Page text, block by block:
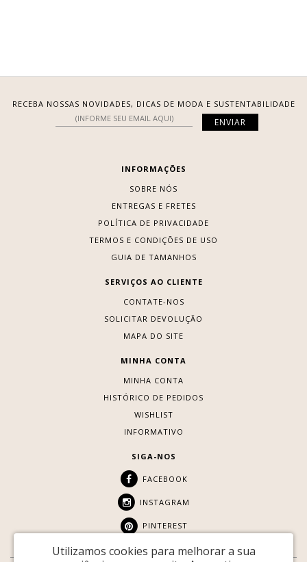
RECEBA NOSSAS NOVIDADES, DICAS DE MODA E SUSTENTABILIDADE
INFORMAÇÕES
SOBRE NÓS
ENTREGAS E FRETES
POLÍTICA DE PRIVACIDADE
TERMOS E CONDIÇÕES DE USO
GUIA DE TAMANHOS
SERVIÇOS AO CLIENTE
CONTATE-NOS
SOLICITAR DEVOLUÇÃO
MAPA DO SITE
MINHA CONTA
MINHA CONTA
HISTÓRICO DE PEDIDOS
WISHLIST
INFORMATIVO
SIGA-NOS
FACEBOOK
INSTAGRAM
PINTEREST
Utilizamos cookies para melhorar a sua